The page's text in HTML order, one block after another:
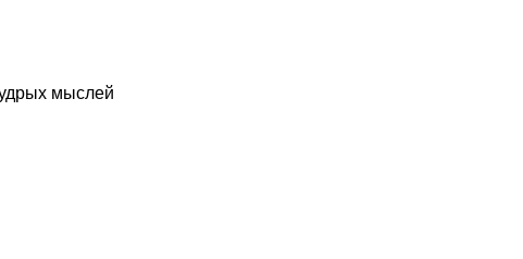
мыслей